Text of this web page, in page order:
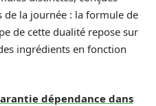
de la journée : la formule de
de cette dualité repose sur
ingrédients en fonction
dépendance dans